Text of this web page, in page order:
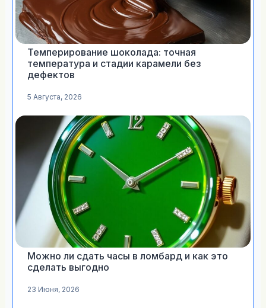
Темперирование шоколада: точная
температура и стадии карамели без
дефектов
5 Августа, 2026
Можно ли сдать часы в ломбард и как это
сделать выгодно
23 Июня, 2026